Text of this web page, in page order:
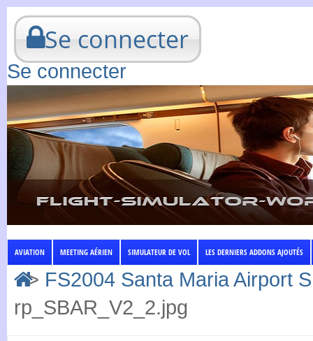
Se connecter
Se connecter
AVIATION MEETING AÉRIEN SIMULATEUR DE VOL LES DERNIERS ADDONS AJOUTÉS
> FS2004 Santa Maria Airport
rp_SBAR_V2_2.jpg